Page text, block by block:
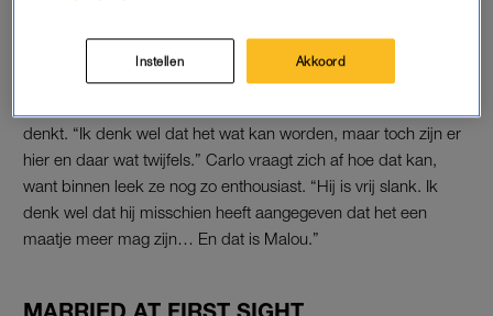
LEES OOK
denkt. “Ik denk wel dat het wat kan worden, maar toch zijn er
hier en daar wat twijfels.” Carlo vraagt zich af hoe dat kan,
want binnen leek ze nog zo enthousiast. “Hij is vrij slank. Ik
denk wel dat hij misschien heeft aangegeven dat het een
maatje meer mag zijn… En dat is Malou.”
Instellen Akkoord